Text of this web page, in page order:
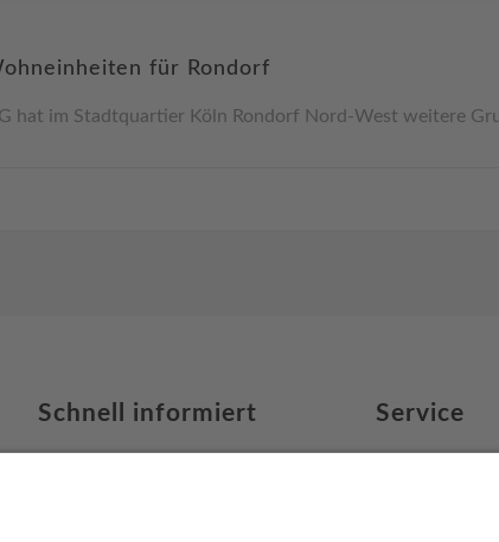
für Rondorf
hat im Stadtquartier Köln Rondorf Nord-West weitere
Schnell informiert Service